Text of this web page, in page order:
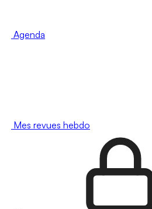
Agenda
Mes revues hebdo